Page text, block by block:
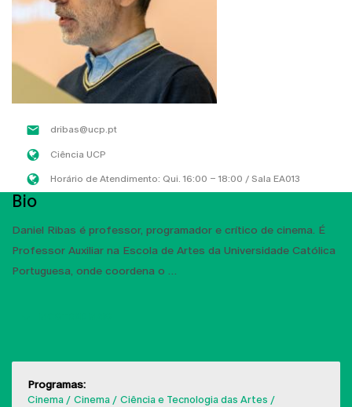
dribas@ucp.pt
Ciência UCP
Horário de Atendimento: Qui. 16:00 – 18:00 / Sala EA013
Bio
Daniel Ribas é professor, programador e crítico de cinema. É
Professor Auxiliar na Escola de Artes da Universidade Católica
Portuguesa, onde coordena o
Programas:
Cinema Cinema
Ciência e Tecnologia das Artes